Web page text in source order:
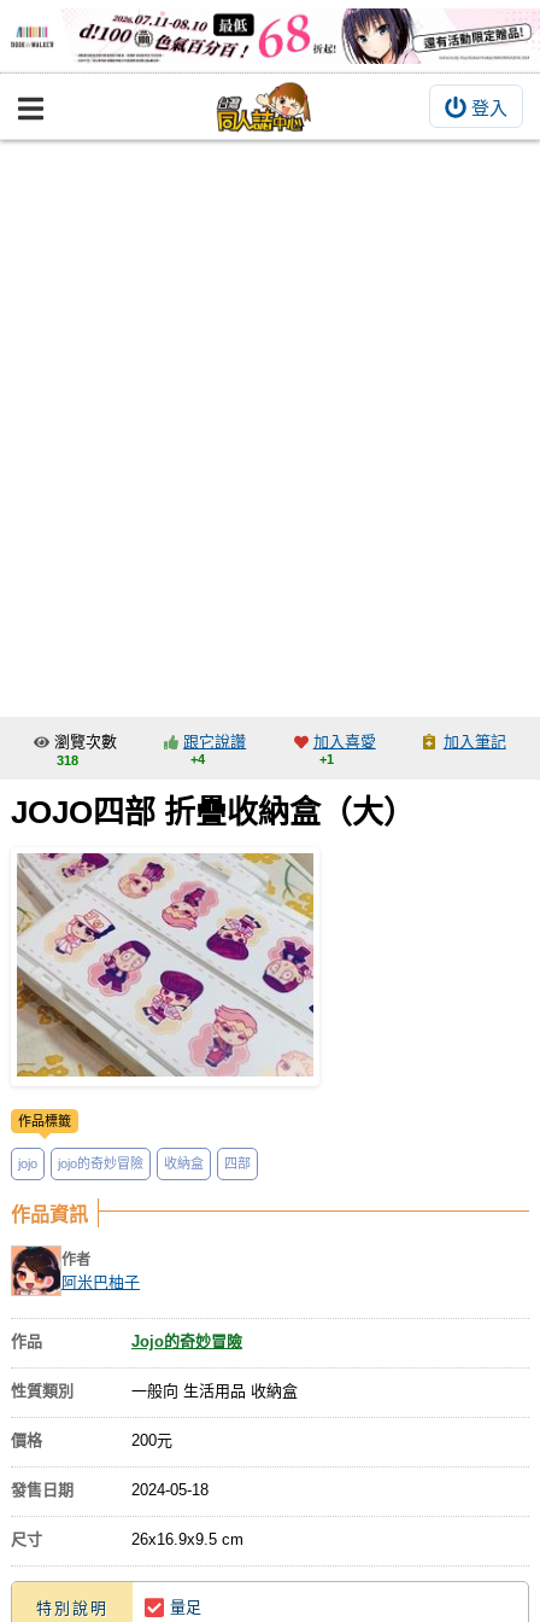
登入
BOOKY書集倉庫
交流中心
攤位轉讓區
會員中心
註冊會員
登入
瀏覽次數
318
跟它說讚
+4
加入喜愛
+1
加入筆記
JOJO四部 折疊收納盒（大）
作品標籤
jojo jojo的奇妙冒險 收納盒 四部
作品資訊
作者
阿米巴柚子
作品 Jojo的奇妙冒險
性質類別 一般向 生活用品 收納盒
價格 200元
發售日期 2024-05-18
尺寸 26x16.9x9.5 cm
特別說明 量足